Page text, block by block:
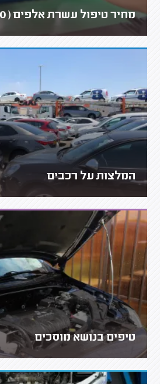
מחיר טיפול עשרת אלפים (10,000)
המלצות על רכבים
טיפים בנושא מוסכים